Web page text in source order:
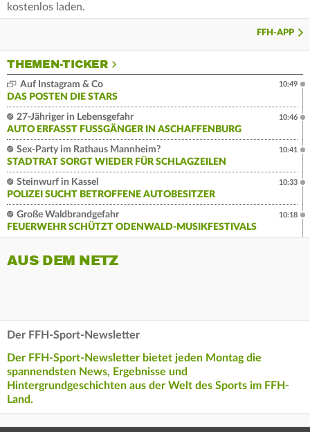
kostenlos laden.
FFH-APP
THEMEN-TICKER
Auf Instagram & Co
DAS POSTEN DIE STARS
10:49
27-Jähriger in Lebensgefahr
AUTO ERFASST FUSSGÄNGER IN ASCHAFFENBURG
10:46
Sex-Party im Rathaus Mannheim?
STADTRAT SORGT WIEDER FÜR SCHLAGZEILEN
10:41
Steinwurf in Kassel
POLIZEI SUCHT BETROFFENE AUTOBESITZER
10:33
Große Waldbrandgefahr
FEUERWEHR SCHÜTZT ODENWALD-MUSIKFESTIVALS
10:18
AUS DEM NETZ
Der FFH-Sport-Newsletter
Der FFH-Sport-Newsletter bietet jeden Montag die
spannendsten News, Ergebnisse und
Hintergrundgeschichten aus der Welt des Sports im FFH-
Land.